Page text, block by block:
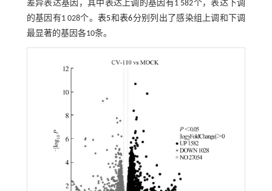
差异表达基因，其中表达上调的基因有1 582个，表达下调
的基因有1 028个。表5和表6分别列出了感染组上调和下调
最显著的基因各10条。